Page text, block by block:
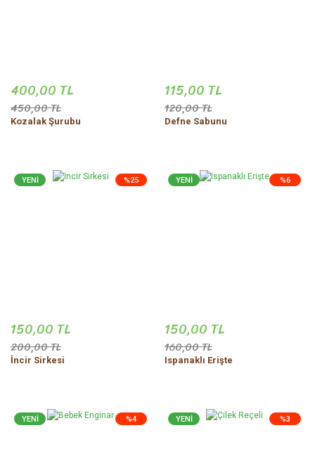
400,00 TL
450,00 TL
Kozalak Şurubu
115,00 TL
120,00 TL
Defne Sabunu
%25
YENİ
150,00 TL
200,00 TL
İncir Sirkesi
%6
YENİ
150,00 TL
160,00 TL
Ispanaklı Erişte
%4
YENİ %3
YENİ